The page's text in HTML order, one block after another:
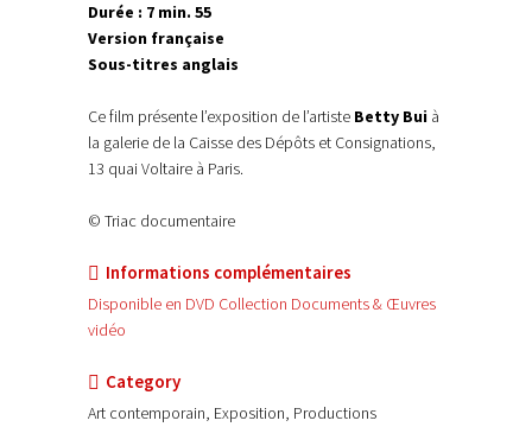
Durée : 7 min. 55
Version française
Sous-titres anglais
Ce film présente l’exposition de l’artiste Betty Bui à
la galerie de la Caisse des Dépôts et Consignations,
13 quai Voltaire à Paris.
© Triac documentaire
Informations complémentaires
Disponible en DVD Collection Documents & Œuvres
vidéo
Category
Art contemporain, Exposition, Productions